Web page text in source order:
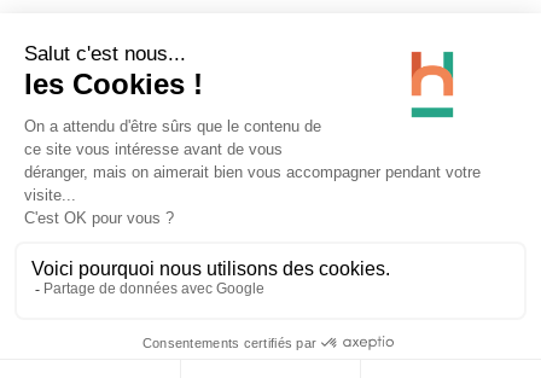
Presse
Politique de confidentialitéMentions légales